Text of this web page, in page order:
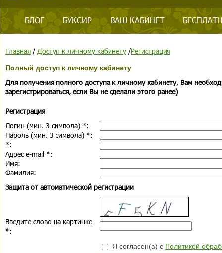
БЛОГ БУКСИР ВАШ КАБИНЕТ
Главная / Доступ к личному кабинету /Регистрация
Полный доступ к личному кабинету
Для получения полного доступа к личному кабинету, Вам
зарегистрироваться, если Вы не сделали этого ранее)
Регистрация
Логин (мин. 3 символа) *:
Пароль (мин. 3 символа) *:
*:
Адрес e-mail *:
Имя:
Фамилия:
Защита от автоматической регистрации
Введите слово на картинке
*:
Я согласен(а) с Политикой